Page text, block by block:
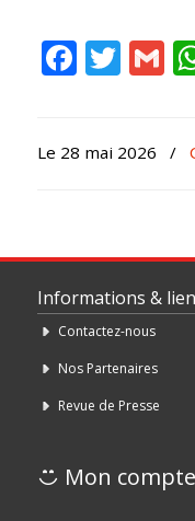
Le 28 mai 2026 /
Informations &
Contactez-nous
Nos Partenaires
Revue de Presse
Mon